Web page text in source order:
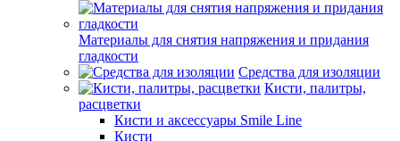
Материалы для снятия напряжения и придания
гладкости
Средства для изоляции
Кисти, палитры,
расцветки
Кисти и аксессуары Smile Line
Кисти